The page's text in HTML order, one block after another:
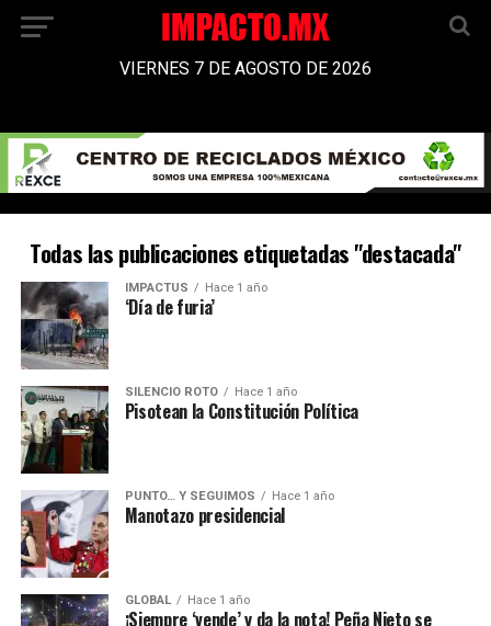
VIERNES 7 DE AGOSTO DE 2026
Todas las publicaciones etiquetadas "destacada"
IMPACTUS Hace 1 año
‘Día de furia’
SILENCIO ROTO Hace 1 año
Pisotean la Constitución Política
PUNTO… Y SEGUIMOS Hace 1 año
Manotazo presidencial
GLOBAL Hace 1 año
¡Siempre ‘vende’ y da la nota! Peña Nieto se